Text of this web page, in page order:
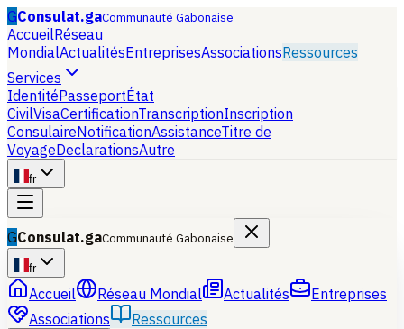
GConsulat.gaCommunauté Gabonaise
AccueilRéseau
MondialActualitésEntreprisesAssociationsRessources
Services
IdentitéPasseportÉtat
CivilVisaCertificationTranscriptionInscription
ConsulaireNotificationAssistanceTitre de
VoyageDeclarationsAutre
fr
GConsulat.gaCommunauté Gabonaise
fr
Accueil Réseau Mondial Actualités
Entreprises
Associations
Ressources